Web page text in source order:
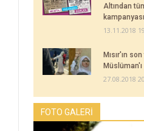
Altından
kampanyası
13.11.2018
Mısır'ın
27.08.2018
FOTO GALERİ